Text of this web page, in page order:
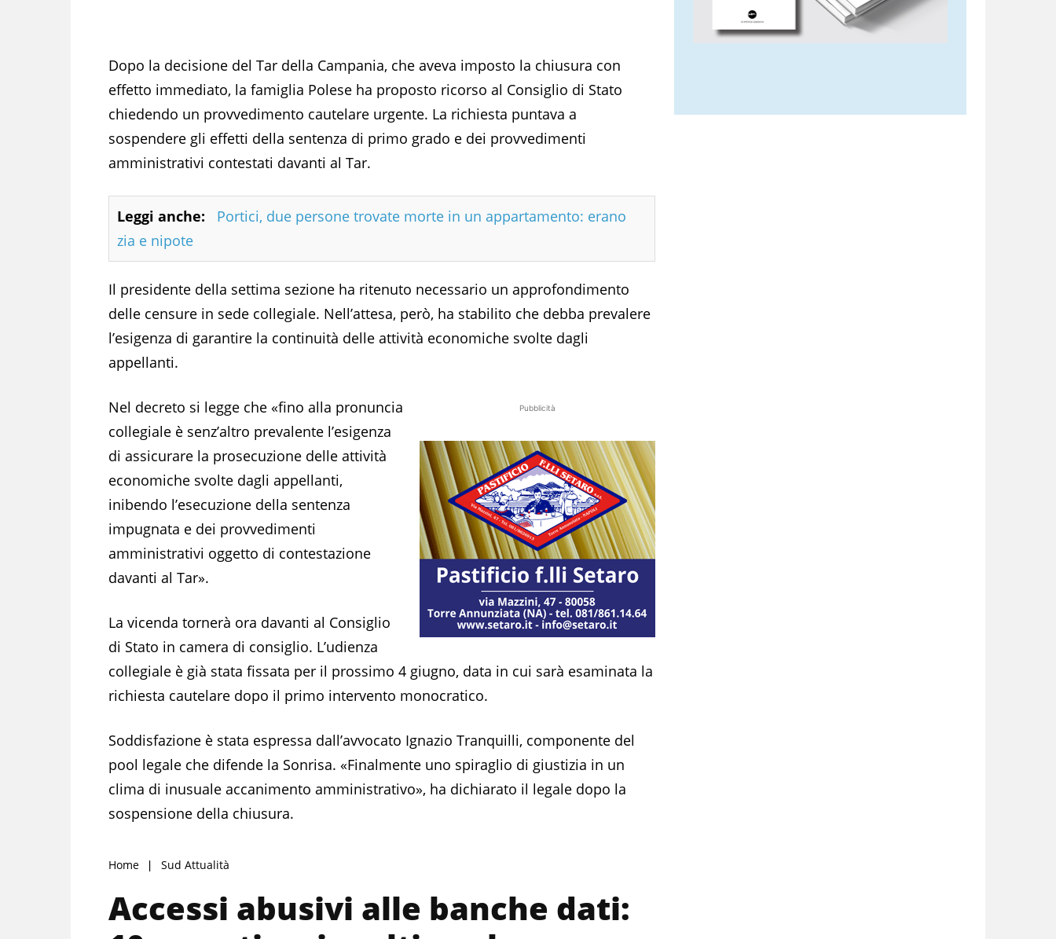
Dopo la decisione del Tar della Campania, che aveva imposto la chiusura con
effetto immediato, la famiglia Polese ha proposto ricorso al Consiglio di Stato
chiedendo un provvedimento cautelare urgente. La richiesta puntava a
sospendere gli effetti della sentenza di primo grado e dei provvedimenti
amministrativi contestati davanti al Tar.
Leggi anche:
Portici, due persone trovate morte in un appartamento: erano
zia e nipote
Il presidente della settima sezione ha ritenuto necessario un approfondimento
delle censure in sede collegiale. Nell’attesa, però, ha stabilito che debba prevalere
l’esigenza di garantire la continuità delle attività economiche svolte dagli
appellanti.
Pubblicità
Nel decreto si legge che «fino alla pronuncia
collegiale è senz’altro prevalente l’esigenza
di assicurare la prosecuzione delle attività
economiche svolte dagli appellanti,
inibendo l’esecuzione della sentenza
impugnata e dei provvedimenti
amministrativi oggetto di contestazione
davanti al Tar».
La vicenda tornerà ora davanti al Consiglio
di Stato in camera di consiglio. L’udienza
collegiale è già stata fissata per il prossimo 4 giugno, data in cui sarà esaminata la
richiesta cautelare dopo il primo intervento monocratico.
Soddisfazione è stata espressa dall’avvocato Ignazio Tranquilli, componente del
pool legale che difende la Sonrisa. «Finalmente uno spiraglio di giustizia in un
clima di inusuale accanimento amministrativo», ha dichiarato il legale dopo la
sospensione della chiusura.
Home Sud Attualità
Accessi abusivi alle banche dati: